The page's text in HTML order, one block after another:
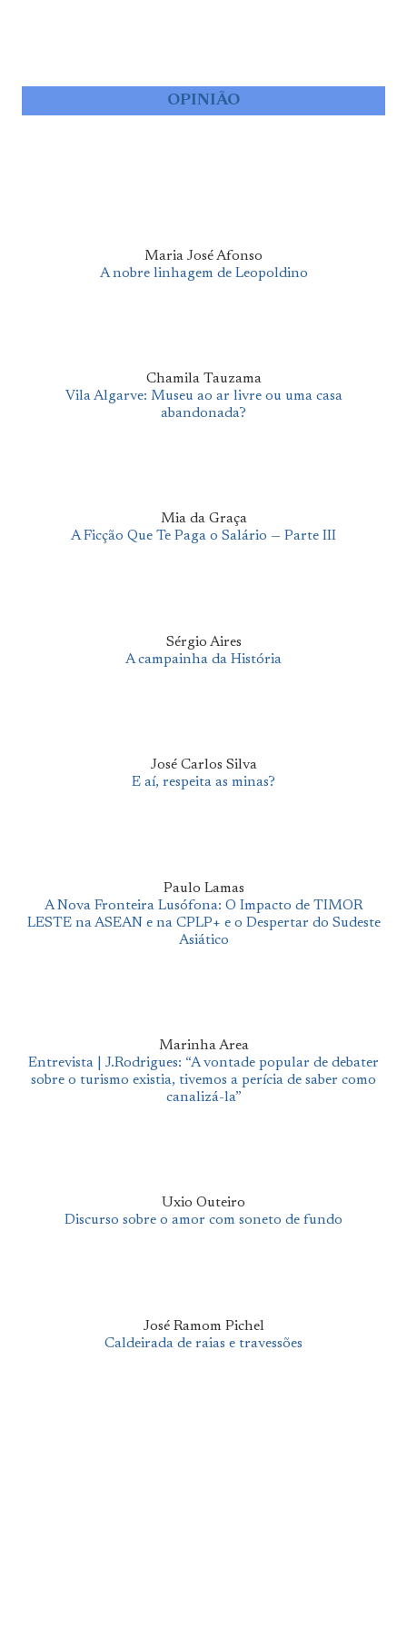
OPINIÃO
Maria José Afonso
A nobre linhagem de Leopoldino
Chamila Tauzama
Vila Algarve: Museu ao ar livre ou uma casa
abandonada?
Mia da Graça
A Ficção Que Te Paga o Salário — Parte III
Sérgio Aires
A campainha da História
José Carlos Silva
E aí, respeita as minas?
Paulo Lamas
A Nova Fronteira Lusófona: O Impacto de TIMOR
LESTE na ASEAN e na CPLP+ e o Despertar do Sudeste
Asiático
Marinha Area
Entrevista | J.Rodrigues: “A vontade popular de debater
sobre o turismo existia, tivemos a perícia de saber como
canalizá-la”
Uxio Outeiro
Discurso sobre o amor com soneto de fundo
José Ramom Pichel
Caldeirada de raias e travessões